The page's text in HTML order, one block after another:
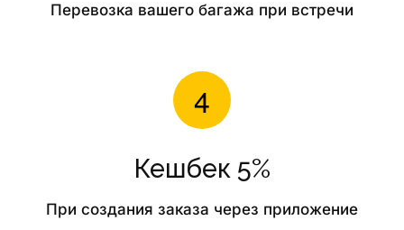
Перевозка вашего багажа при встречи
Кешбек 5%
При создания заказа через приложение